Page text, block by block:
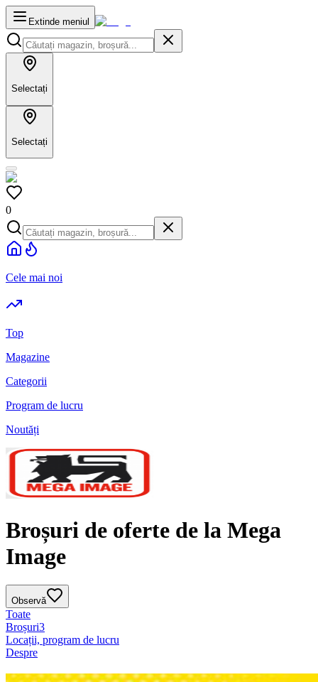
Extinde meniul
Selectați
Selectați
0
Cele mai noi
Top
Magazine
Categorii
Program de lucru
Noutăți
Broșuri de oferte de la Mega
Image
Observă
Toate
Broșuri3
Locații, program de lucru
Despre